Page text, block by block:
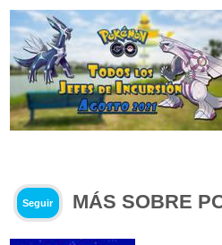
Seguir MÁS SOBRE